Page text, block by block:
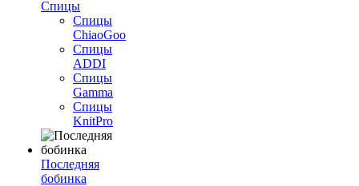
Спицы
Спицы
ChiaoGoo
Спицы
ADDI
Спицы
Gamma
Спицы
KnitPro
Последняя
бобинка